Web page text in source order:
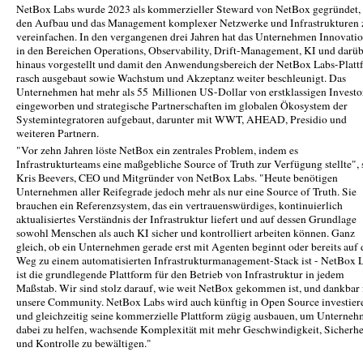
NetBox Labs wurde 2023 als kommerzieller Steward von NetBox
den Aufbau und das Management komplexer Netzwerke und Infrastrukturen
vereinfachen. In den vergangenen drei Jahren hat das Unternehmen
in den Bereichen Operations, Observability, Drift-Management, KI und
hinaus vorgestellt und damit den Anwendungsbereich der NetBox Labs-
rasch ausgebaut sowie Wachstum und Akzeptanz weiter beschleunigt. Das
Unternehmen hat mehr als 55 Millionen US-Dollar von erstklassigen
eingeworben und strategische Partnerschaften im globalen Ökosystem der
Systemintegratoren aufgebaut, darunter mit WWT, AHEAD, Presidio und
weiteren Partnern.
"Vor zehn Jahren löste NetBox ein zentrales Problem, indem es
Infrastrukturteams eine maßgebliche Source of Truth zur Verfügung stellte",
Kris Beevers, CEO und Mitgründer von NetBox Labs. "Heute benötigen
Unternehmen aller Reifegrade jedoch mehr als nur eine Source of Truth. Sie
brauchen ein Referenzsystem, das ein vertrauenswürdiges, kontinuierlich
aktualisiertes Verständnis der Infrastruktur liefert und auf dessen Grundlage
sowohl Menschen als auch KI sicher und kontrolliert arbeiten können. Ganz
gleich, ob ein Unternehmen gerade erst mit Agenten beginnt oder bereits auf
Weg zu einem automatisierten Infrastrukturmanagement-Stack ist - NetBox
ist die grundlegende Plattform für den Betrieb von Infrastruktur in jedem
Maßstab. Wir sind stolz darauf, wie weit NetBox gekommen ist, und
unsere Community. NetBox Labs wird auch künftig in Open Source
und gleichzeitig seine kommerzielle Plattform zügig ausbauen, um
dabei zu helfen, wachsende Komplexität mit mehr Geschwindigkeit,
und Kontrolle zu bewältigen."